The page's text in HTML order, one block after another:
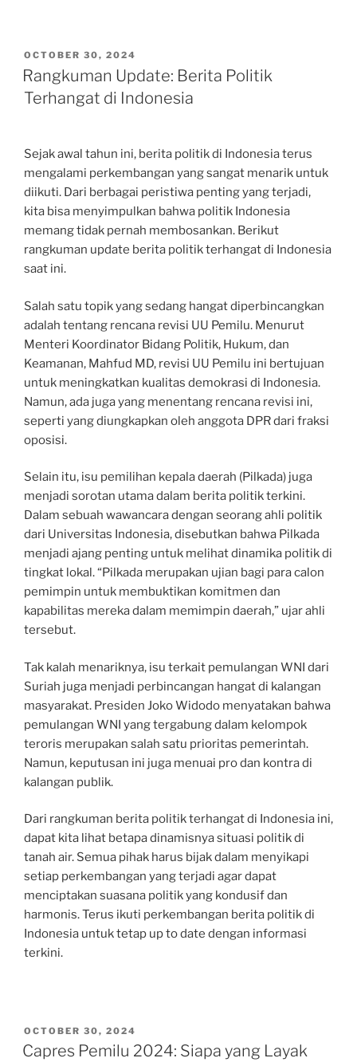
POSTED
ON
OCTOBER 30, 2024
Rangkuman Update: Berita Politik
Terhangat di Indonesia
Sejak awal tahun ini, berita politik di Indonesia terus
mengalami perkembangan yang sangat menarik untuk
diikuti. Dari berbagai peristiwa penting yang terjadi,
kita bisa menyimpulkan bahwa politik Indonesia
memang tidak pernah membosankan. Berikut
rangkuman update berita politik terhangat di Indonesia
saat ini.
Salah satu topik yang sedang hangat diperbincangkan
adalah tentang rencana revisi UU Pemilu. Menurut
Menteri Koordinator Bidang Politik, Hukum, dan
Keamanan, Mahfud MD, revisi UU Pemilu ini bertujuan
untuk meningkatkan kualitas demokrasi di Indonesia.
Namun, ada juga yang menentang rencana revisi ini,
seperti yang diungkapkan oleh anggota DPR dari fraksi
oposisi.
Selain itu, isu pemilihan kepala daerah (Pilkada) juga
menjadi sorotan utama dalam berita politik terkini.
Dalam sebuah wawancara dengan seorang ahli politik
dari Universitas Indonesia, disebutkan bahwa Pilkada
menjadi ajang penting untuk melihat dinamika politik di
tingkat lokal. “Pilkada merupakan ujian bagi para calon
pemimpin untuk membuktikan komitmen dan
kapabilitas mereka dalam memimpin daerah,” ujar ahli
tersebut.
Tak kalah menariknya, isu terkait pemulangan WNI dari
Suriah juga menjadi perbincangan hangat di kalangan
masyarakat. Presiden Joko Widodo menyatakan bahwa
pemulangan WNI yang tergabung dalam kelompok
teroris merupakan salah satu prioritas pemerintah.
Namun, keputusan ini juga menuai pro dan kontra di
kalangan publik.
Dari rangkuman berita politik terhangat di Indonesia ini,
dapat kita lihat betapa dinamisnya situasi politik di
tanah air. Semua pihak harus bijak dalam menyikapi
setiap perkembangan yang terjadi agar dapat
menciptakan suasana politik yang kondusif dan
harmonis. Terus ikuti perkembangan berita politik di
Indonesia untuk tetap up to date dengan informasi
terkini.
POSTED
ON
OCTOBER 30, 2024
Capres Pemilu 2024: Siapa yang Layak